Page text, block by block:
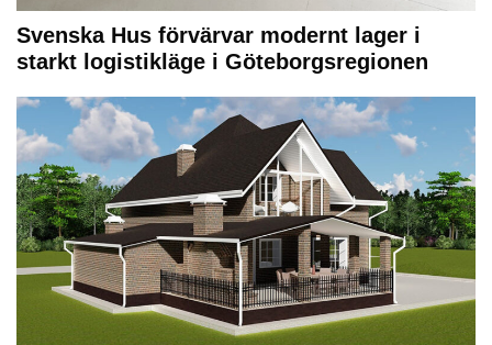
Svenska Hus förvärvar modernt lager i
starkt logistikläge i Göteborgsregionen